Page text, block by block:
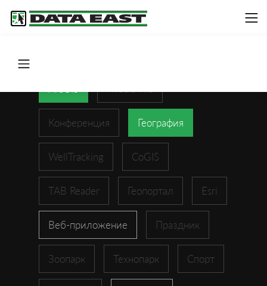
Конференция География
WellTracking CoGIS
TAB Reader Геопортал Esri
Веб-приложение Праздник
Зоопарк Технопарк Спорт